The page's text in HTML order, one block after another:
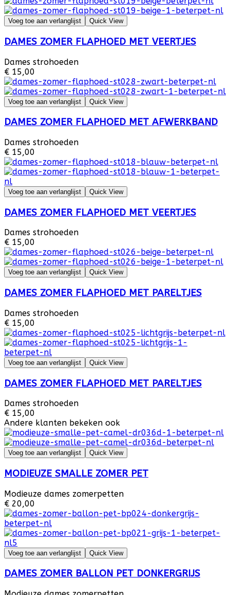
Voeg toe aan verlanglijst Quick View
DAMES ZOMER FLAPHOED MET VEERTJES
Dames strohoeden
€ 15,00
Voeg toe aan verlanglijst Quick View
DAMES ZOMER FLAPHOED MET AFWERKBAND
Dames strohoeden
€ 15,00
Voeg toe aan verlanglijst Quick View
DAMES ZOMER FLAPHOED MET VEERTJES
Dames strohoeden
€ 15,00
Voeg toe aan verlanglijst Quick View
DAMES ZOMER FLAPHOED MET PARELTJES
Dames strohoeden
€ 15,00
Voeg toe aan verlanglijst Quick View
DAMES ZOMER FLAPHOED MET PARELTJES
Dames strohoeden
€ 15,00
Andere klanten bekeken ook
Voeg toe aan verlanglijst Quick View
MODIEUZE SMALLE ZOMER PET
Modieuze dames zomerpetten
€ 20,00
Voeg toe aan verlanglijst Quick View
DAMES ZOMER BALLON PET DONKERGRIJS